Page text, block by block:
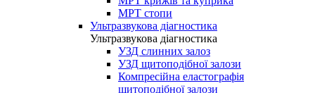
МРТ стопи
Ультразвукова діагностика
Ультразвукова діагностика
УЗД слинних залоз
УЗД щитоподібної залози
Компресійна еластографія
щитоподібної залози